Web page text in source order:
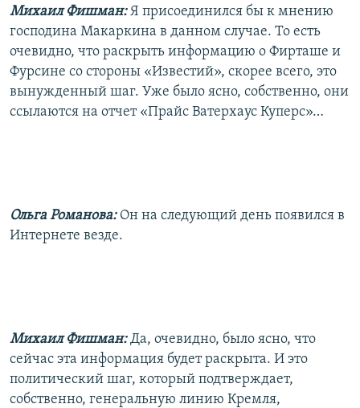
Михаил Фишман: Я присоединился бы к мнению
господина Макаркина в данном случае. То есть
очевидно, что раскрыть информацию о Фирташе и
Фурсине со стороны «Известий», скорее всего, это
вынужденный шаг. Уже было ясно, собственно, они
ссылаются на отчет «Прайс Ватерхаус Куперс»…
Ольга Романова: Он на следующий день появился в
Интернете везде.
Михаил Фишман: Да, очевидно, было ясно, что
сейчас эта информация будет раскрыта. И это
политический шаг, который подтверждает,
собственно, генеральную линию Кремля,